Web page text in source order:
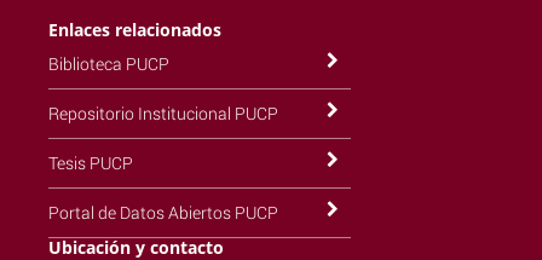
Enlaces relacionados
Biblioteca PUCP
Repositorio Institucional PUCP
Tesis PUCP
Portal de Datos Abiertos PUCP
Ubicación y contacto